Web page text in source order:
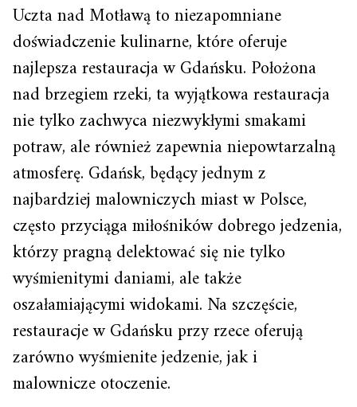
Uczta nad Motławą to niezapomniane
doświadczenie kulinarne, które oferuje
najlepsza restauracja w Gdańsku. Położona
nad brzegiem rzeki, ta wyjątkowa restauracja
nie tylko zachwyca niezwykłymi smakami
potraw, ale również zapewnia niepowtarzalną
atmosferę. Gdańsk, będący jednym z
najbardziej malowniczych miast w Polsce,
często przyciąga miłośników dobrego jedzenia,
którzy pragną delektować się nie tylko
wyśmienitymi daniami, ale także
oszałamiającymi widokami. Na szczęście,
restauracje w Gdańsku przy rzece oferują
zarówno wyśmienite jedzenie, jak i
malownicze otoczenie.